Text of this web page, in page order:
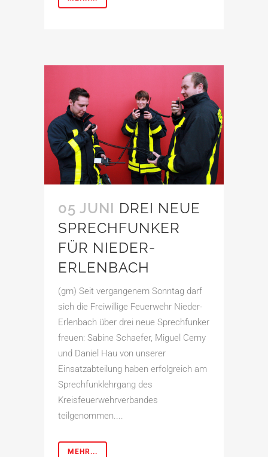
05 JUNI DREI NEUE
SPRECHFUNKER
FÜR NIEDER-
ERLENBACH
(gm) Seit vergangenem Sonntag darf
sich die Freiwillige Feuerwehr Nieder-
Erlenbach über drei neue Sprechfunker
freuen: Sabine Schaefer, Miguel Cerny
und Daniel Hau von unserer
Einsatzabteilung haben erfolgreich am
Sprechfunklehrgang des
Kreisfeuerwehrverbandes
teilgenommen....
MEHR...